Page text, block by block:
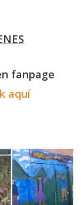
fanpage
aquí